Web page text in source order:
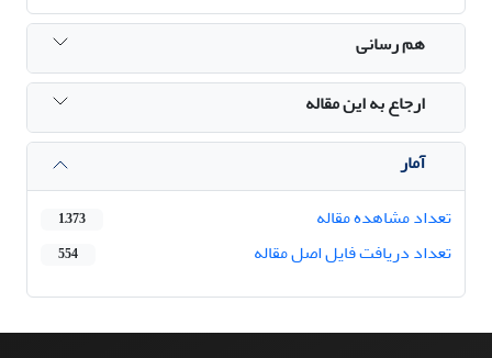
هم رسانی
ارجاع به این مقاله
آمار
تعداد مشاهده مقاله
1,373
تعداد دریافت فایل اصل مقاله 554